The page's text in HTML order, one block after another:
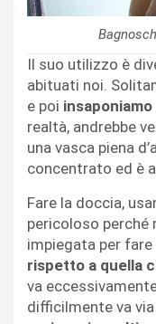
Il suo utilizzo è
abituati noi.
e poi
realtà, andrebbe
una vasca piena
concentrato ed è
Fare la doccia,
pericoloso perché
impiegata per fare
rispetto a quella
va
difficilmente va